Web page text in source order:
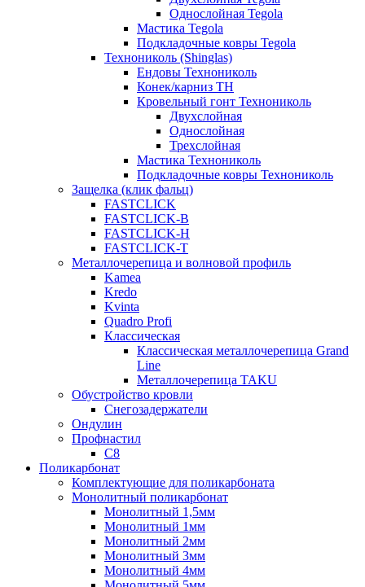
Однослойная Tegola
Мастика Tegola
Подкладочные ковры Tegola
Технониколь (Shinglas)
Ендовы Технониколь
Конек/карниз ТН
Кровельный гонт Технониколь
Двухслойная
Однослойная
Трехслойная
Мастика Технониколь
Подкладочные ковры Технониколь
Защелка (клик фальц)
FASTCLICK
FASTCLICK-B
FASTCLICK-H
FASTCLICK-T
Металлочерепица и волновой профиль
Kamea
Kredo
Kvinta
Quadro Profi
Классическая
Классическая металлочерепица Grand
Line
Металлочерепица TAKU
Обустройство кровли
Снегозадержатели
Ондулин
Профнастил
С8
Поликарбонат
Комплектующие для поликарбоната
Монолитный поликарбонат
Монолитный 1,5мм
Монолитный 1мм
Монолитный 2мм
Монолитный 3мм
Монолитный 4мм